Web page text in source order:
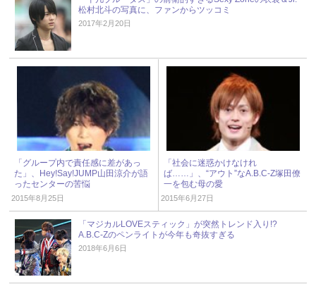
松村北斗の写真に、ファンからツッコミ
2017年2月20日
「グループ内で責任感に差があっ
た」、Hey!Say!JUMP山田涼介が語
ったセンターの苦悩
2015年8月25日
「社会に迷惑かけなけれ
ば……」、“アウト”なA.B.C-Z塚田僚
一を包む母の愛
2015年6月27日
「マジカルLOVEスティック」が突然トレンド入り!?
A.B.C-Zのペンライトが今年も奇抜すぎる
2018年6月6日